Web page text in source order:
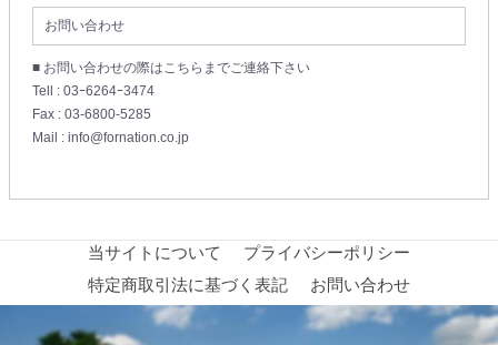
お問い合わせ
■ お問い合わせの際はこちらまでご連絡下さい
Tell : 03ｰ6264ｰ3474
Fax : 03-6800-5285
Mail : info@fornation.co.jp
当サイトについて
プライバシーポリシー
特定商取引法に基づく表記
お問い合わせ